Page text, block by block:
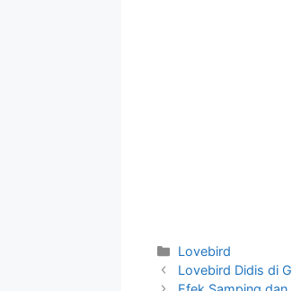
Categories
Lovebird
Lovebird Didis di